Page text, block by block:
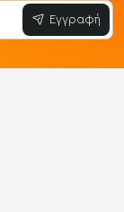
Εγγραφή